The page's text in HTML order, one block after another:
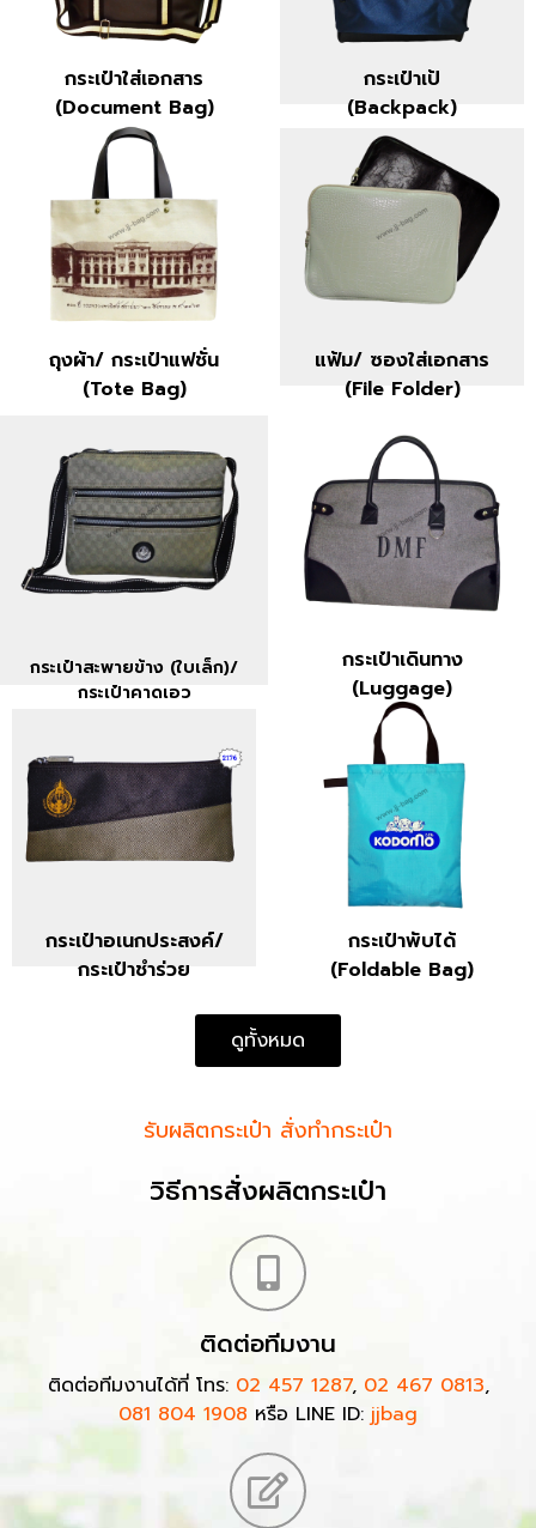
กระเป๋าใส่เอกสาร
(Document Bag)
ดูสินค้า »
กระเป๋าเป้
(Backpack)
ดูสินค้า »
ถุงผ้า/ กระเป๋าแฟชั่น
(Tote Bag)
ถุงผ้า/ กระเป๋าแฟชั่น
(Tote Bag)
ดูสินค้า »
แฟ้ม/ ซองใส่เอกสาร
(File Folder)
แฟ้ม/ ซองใส่เอกสาร
(File Folder)
ดูสินค้า »
กระเป๋าสะพายข้าง (ใบเล็ก)/
กระเป๋าคาดเอว
กระเป๋าสะพายข้าง (ใบเล็ก)/
กระเป๋าคาดเอว
ดูสินค้า »
กระเป๋าเดินทาง
(Luggage)
กระเป๋าเดินทาง
(Luggage)
ดูสินค้า »
กระเป๋าอเนกประสงค์/
กระเป๋าชำร่วย
กระเป๋าอเนกประสงค์/
กระเป๋าชำร่วย
กระเป๋าพับได้
(Foldable Bag)
กระเป๋าพับได้
(Foldable Bag)
ดูสินค้า »
ดูทั้งหมด
รับผลิตกระเป๋า สั่งทำกระเป๋า
วิธีการสั่งผลิตกระเป๋า
ติดต่อทีมงาน
ติดต่อทีมงานได้ที่ โทร: 02 457 1287, 02 467 0813,
081 804 1908 หรือ LINE ID: jjbag